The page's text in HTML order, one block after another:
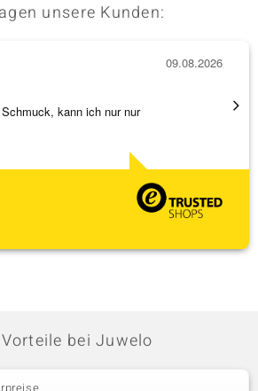
unsere Kunden:
kann ich nur nur
09.08.2026
bei Juwelo